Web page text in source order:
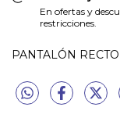
En ofertas y
restricciones.
PANTALÓN